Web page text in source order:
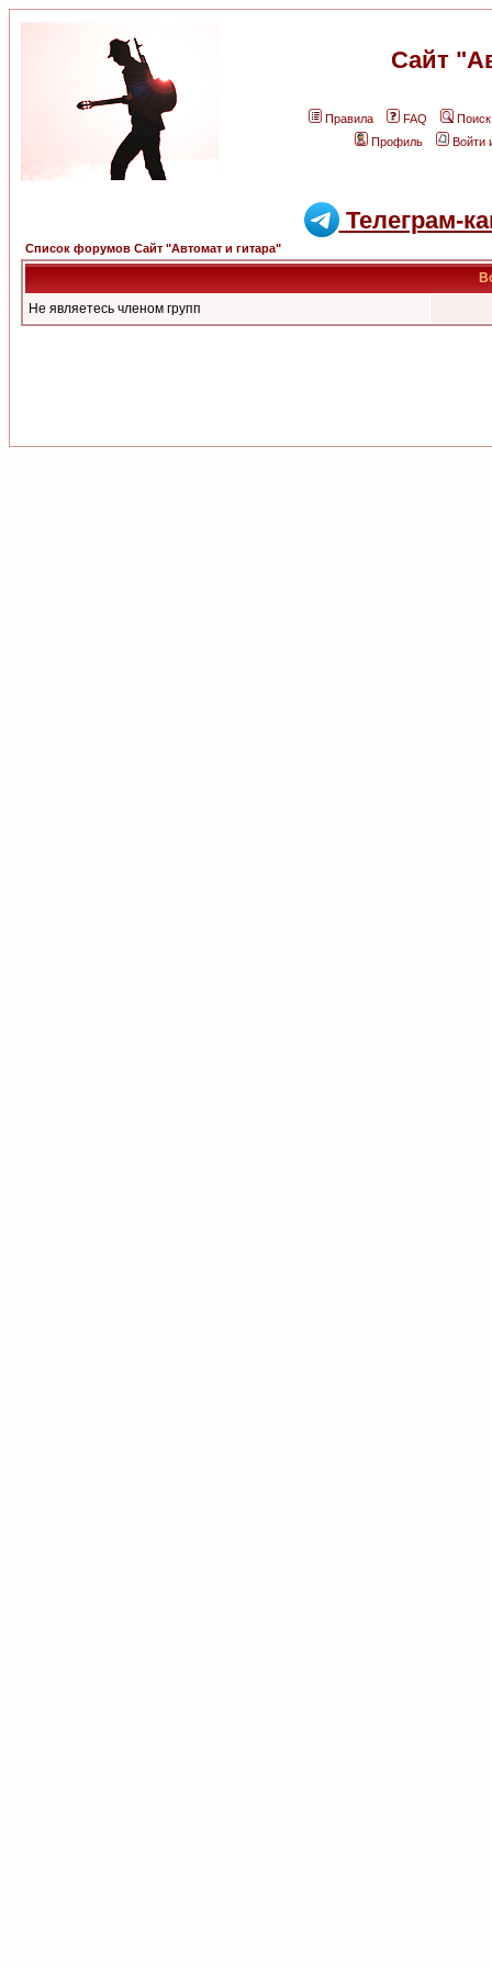
Сайт
Правила FAQ
Поиск
Профиль
Войти
Телеграм-
Список форумов Сайт "Автомат и гитара"
Не являетесь членом групп